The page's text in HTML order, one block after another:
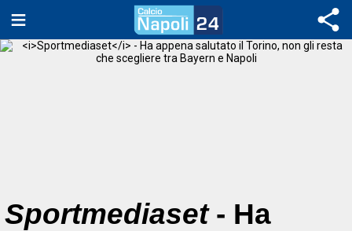
Sportmediaset- Ha